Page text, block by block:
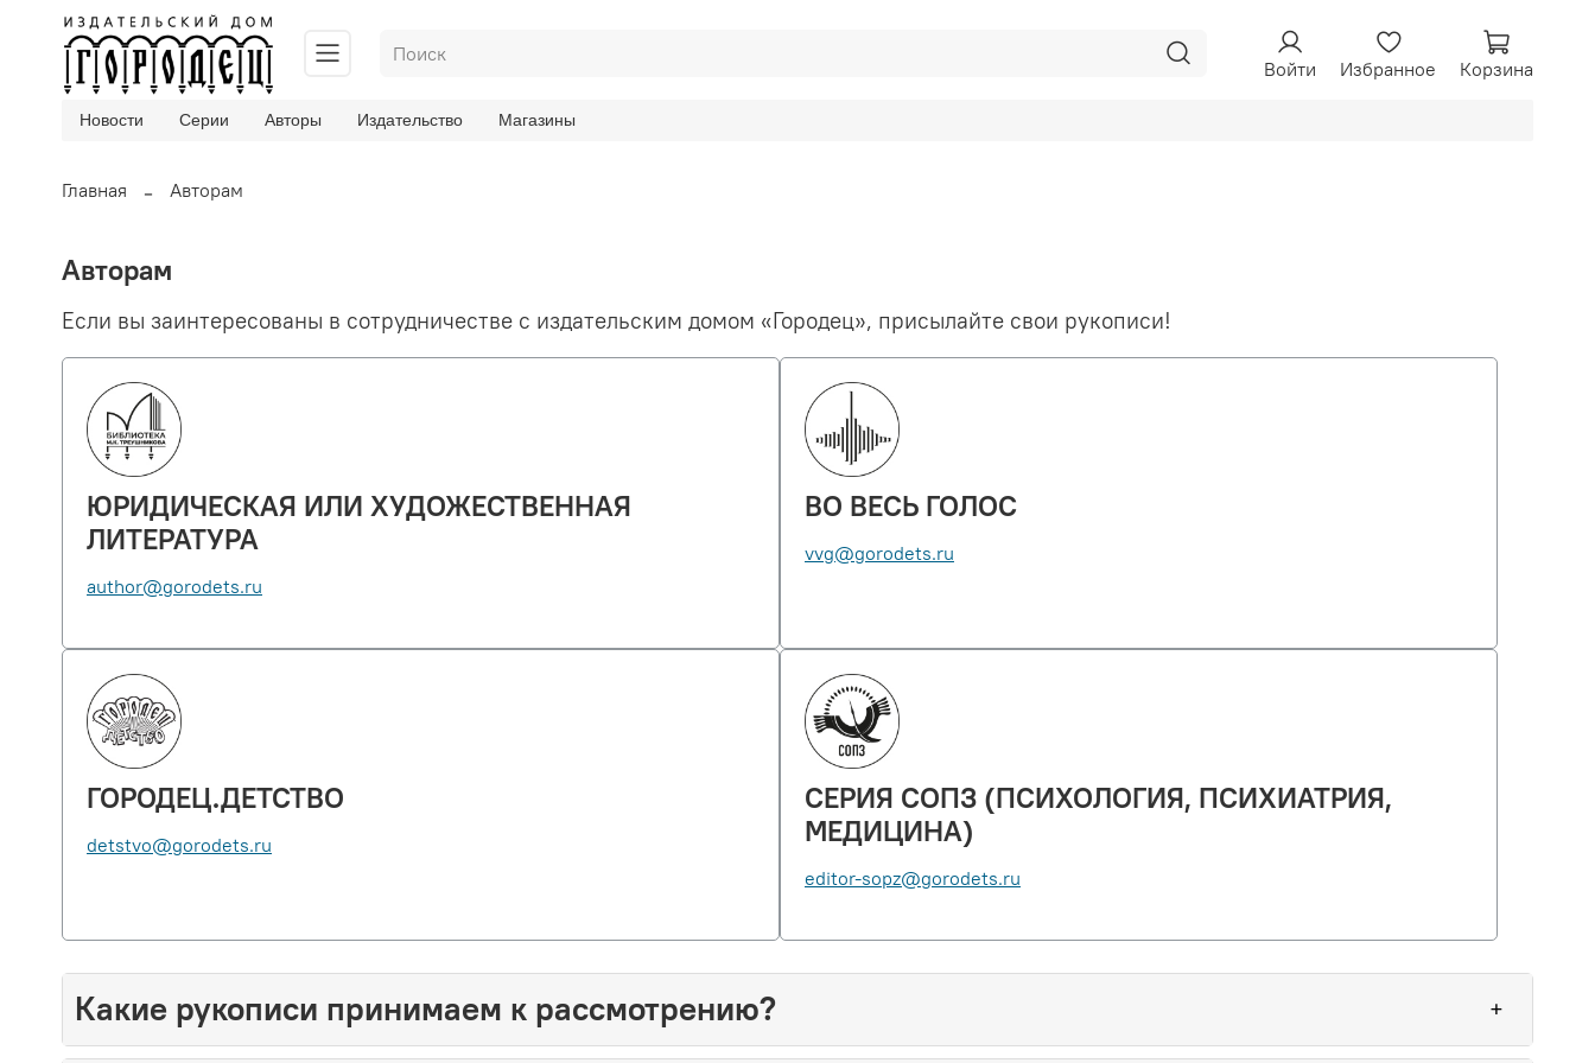
Войти Избранное Корзина
Новости Серии Авторы Издательство Магазины
Главная Авторам
Авторам
Если вы заинтересованы в сотрудничестве с издательским домом «Городец», присылайте свои рукописи!
ЮРИДИЧЕСКАЯ ИЛИ ХУДОЖЕСТВЕННАЯ
ЛИТЕРАТУРА
author@gorodets.ru
ВО ВЕСЬ ГОЛОС
vvg@gorodets.ru
ГОРОДЕЦ.ДЕТСТВО
detstvo@gorodets.ru
СЕРИЯ СОПЗ (ПСИХОЛОГИЯ, ПСИХИАТРИЯ,
МЕДИЦИНА)
editor-sopz@gorodets.ru
Какие рукописи принимаем к рассмотрению? +